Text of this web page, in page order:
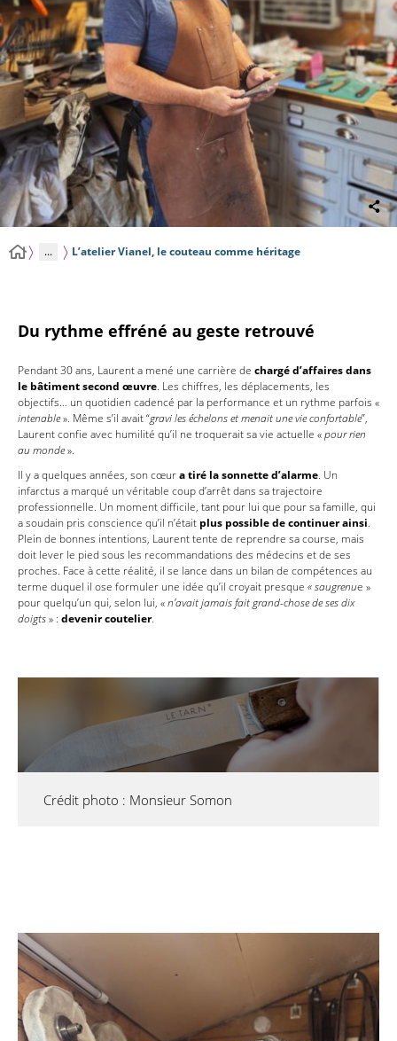
... L’atelier Vianel, le couteau comme héritage
Du rythme effréné au geste retrouvé
Pendant 30 ans, Laurent a mené une carrière de chargé d’affaires dans
le bâtiment second œuvre. Les chiffres, les déplacements, les
objectifs… un quotidien cadencé par la performance et un rythme parfois «
intenable». Même s’il avait “gravi les échelons et menait une vie confortable”,
Laurent confie avec humilité qu’il ne troquerait sa vie actuelle «pour rien
au monde».
Il y a quelques années, son cœura tiré la sonnette d’alarme. Un
infarctus a marqué un véritable coup d’arrêt dans sa trajectoire
professionnelle. Un moment difficile, tant pour lui que pour sa famille, qui
a soudain pris conscience qu’il n’était plus possible de continuer ainsi.
Plein de bonnes intentions, Laurent tente de reprendre sa course, mais
doit lever le pied sous les recommandations des médecins et de ses
proches. Face à cette réalité, il se lance dans un bilan de compétences au
terme duquel il ose formuler une idée qu’il croyait presque « saugrenue »
pour quelqu’un qui, selon lui, «n’avait jamais fait grand-chose de ses dix
doigts» : devenir coutelier.
Crédit photo : Monsieur Somon